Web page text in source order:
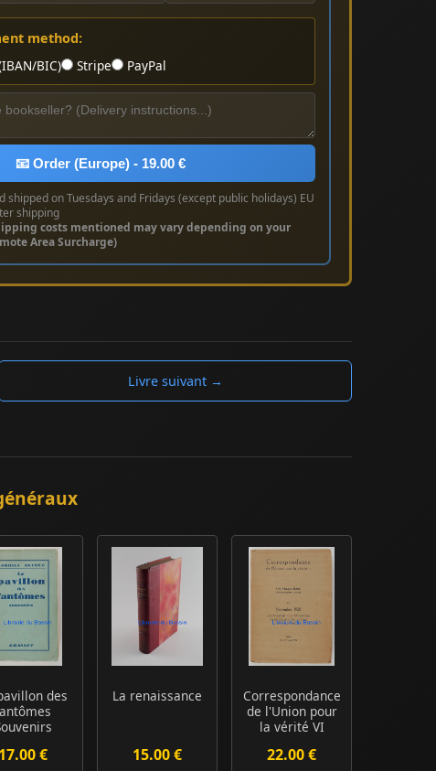
method:
BIC)
Stripe PayPal
📧 Order (Europe) - 19.00 €
shipped on Tuesdays and Fridays (except public holidays) EU
shipping
costs mentioned may vary depending on your
Area Surcharge)
Livre suivant →
des
17.00 €
La renaissance
15.00 €
Correspondance
de l'Union pour
la vérité VI
22.00 €